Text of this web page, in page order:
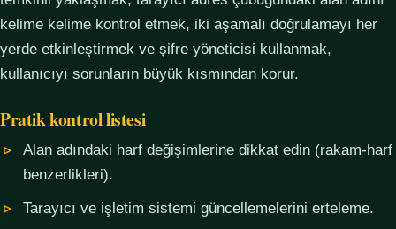
kelime kelime kontrol etmek, iki aşamalı doğrulamayı her
yerde etkinleştirmek ve şifre yöneticisi kullanmak,
kullanıcıyı sorunların büyük kısmından korur.
Pratik kontrol listesi
Alan adındaki harf değişimlerine dikkat edin (rakam-harf
benzerlikleri).
Tarayıcı ve işletim sistemi güncellemelerini erteleme.